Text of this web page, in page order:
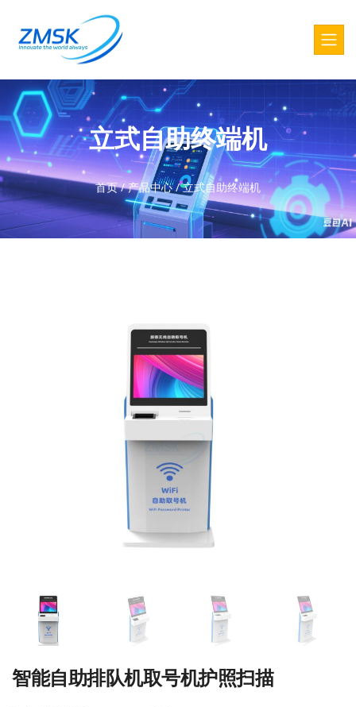
立式自助终端机
首页/产品中心/立式自助终端机
智能自助排队机取号机护照扫描